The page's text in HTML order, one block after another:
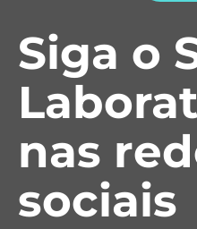
Siga o
nas
sociais